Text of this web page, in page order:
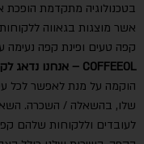
בטכנולוגיה מתקדמת הופכת
אשר מוצגות בגאווה
קפה טעים ופינת קפה נעימה
COFFEEOL – אנחנו נדאג לקפה ולך יישאר פשוט לעבוד
הוקמה על מנת לאפשר לכל
שלו, בהשאלה / השכרה.
לעובדים וללקוחות שלהם